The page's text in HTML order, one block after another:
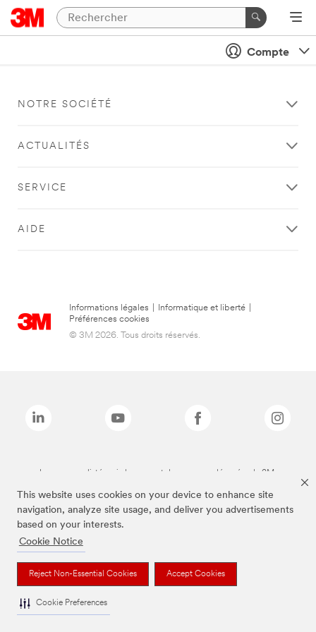
This website uses cookies on your device to enhance site
navigation, analyze site usage, and deliver you advertisements
based on your interests.
Cookie Notice
Reject Non-Essential Cookies Accept Cookies
Cookie Preferences
Compte
NOTRE SOCIÉTÉ
ACTUALITÉS
SERVICE
AIDE
Informations légales Informatique et liberté
Préférences cookies
© 3M 2026. Tous droits réservés.
Les marques listées ci-dessus sont des marques déposées de 3M.